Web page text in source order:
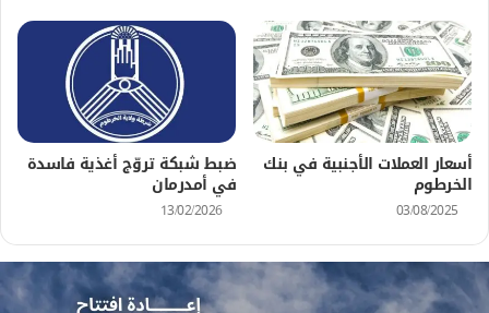
أسعار العملات الأجنبية في بنك
الخرطوم
03/08/2025
ضبط شبكة تروّج أغذية فاسدة
في أمدرمان
13/02/2026